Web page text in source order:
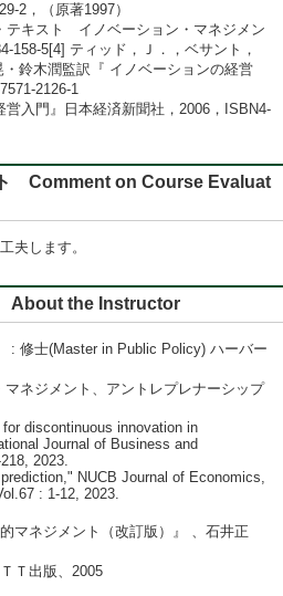
2，（原著1997）
テキスト イノベーション・マネジメン
158-5[4] ティッド，Ｊ．，ベサント，
鈴木潤監訳『 イノベーションの経営
2126-1
入門』日本経済新聞社，2006，ISBN4-
Comment on Course Evaluat
夫します。
About the Instructor
: 修士(Master in Public Policy) ハーバー
ネジメント、アントレプレナーシップ
discontinuous innovation in
Journal of Business and
2023.
NUCB Journal of Economics,
: 1-12, 2023.
マネジメント（改訂版）』 、石井正
Ｔ出版、2005